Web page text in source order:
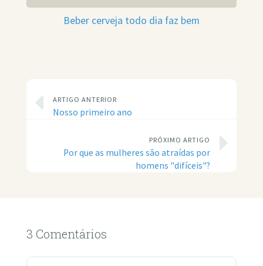
Beber cerveja todo dia faz bem
ARTIGO ANTERIOR
Nosso primeiro ano
PRÓXIMO ARTIGO
Por que as mulheres são atraídas por
homens "difíceis"?
3 Comentários